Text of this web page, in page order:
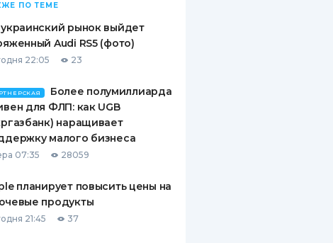
ПО ТЕМЕ
рынок выйдет
Audi RS5 (фото)
22:05 23
Более полумиллиарда
для ФЛП: как UGB
наращивает
малого бизнеса
07:35 28059
планирует повысить цены на
продукты
21:45 37